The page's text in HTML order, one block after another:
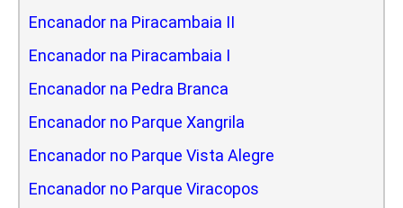
Encanador na Piracambaia II
Encanador na Piracambaia I
Encanador na Pedra Branca
Encanador no Parque Xangrila
Encanador no Parque Vista Alegre
Encanador no Parque Viracopos